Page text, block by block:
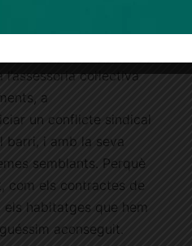
fruits i finalment vam
col·lectiva
a
un conflicte sindical
barri, i amb la seva
semblants. Perquè
com els contractes de
habitatges que hem
aconseguit.